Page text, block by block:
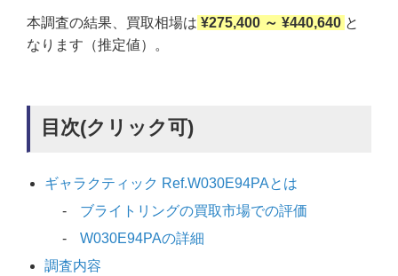
本調査の結果、買取相場は ¥275,400 ～ ¥440,640 と
なります（推定値）。
目次(クリック可)
ギャラクティック Ref.W030E94PAとは
ブライトリングの買取市場での評価
W030E94PAの詳細
調査内容